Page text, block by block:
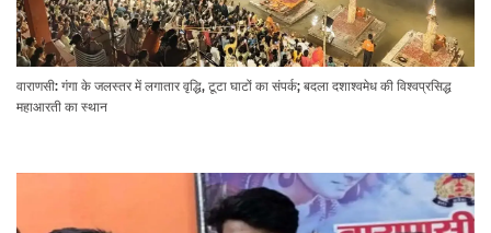
वाराणसी: गंगा के जलस्तर में लगातार वृद्धि, टूटा घाटों का संपर्क; बदला दशाश्वमेध की विश्वप्रसिद्ध
महाआरती का स्थान